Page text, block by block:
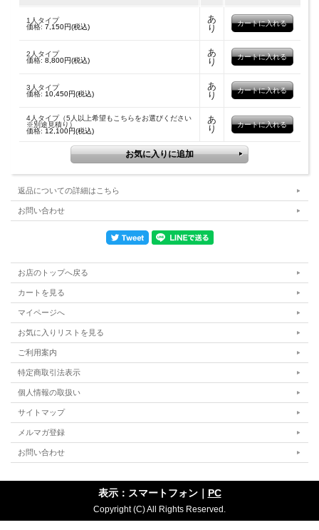
サイズ
外寸（約）：縦280ｍｍ×横310ｍｍ×厚さ15ｍｍ
ヴィンテージ額
天然桐額
円）からお選びいただけます。（天然桐額はブラウンのみとなります。）
※天然桐額は天然木の樹形を生かしておつくりしておりますので、形はそれぞれ一
点物（おまかせ）となります。外寸はあくまで目安です。
<ご注文の手順>
1.額の色をお選びください。
※ヴィンテージ額：+1100円（税込）
天然桐額：+2200円（税込）
※画像6枚目・7枚目・8枚目参照
2.背景の色をお選びください。※背景の柄等はアーティストにお任せ
になります。
例:「美紀」「TAKASHI」「けんた・りお」など
1人タイプ
価格: 7,150円(税込)
あ
り
2人タイプ
価格: 8,800円(税込)
あ
り
3人タイプ
価格: 10,450円(税込)
あ
り
4人タイプ（5人以上希望もこちらをお選びください
※別途見積り）
価格: 12,100円(税込)
あ
り
返品についての詳細はこちら
お問い合わせ
お店のトップへ戻る
カートを見る
マイページへ
お気に入りリストを見る
ご利用案内
特定商取引法表示
個人情報の取扱い
サイトマップ
メルマガ登録
お問い合わせ
表示：スマートフォン｜ PC
Copyright (C) All Rights Reserved.